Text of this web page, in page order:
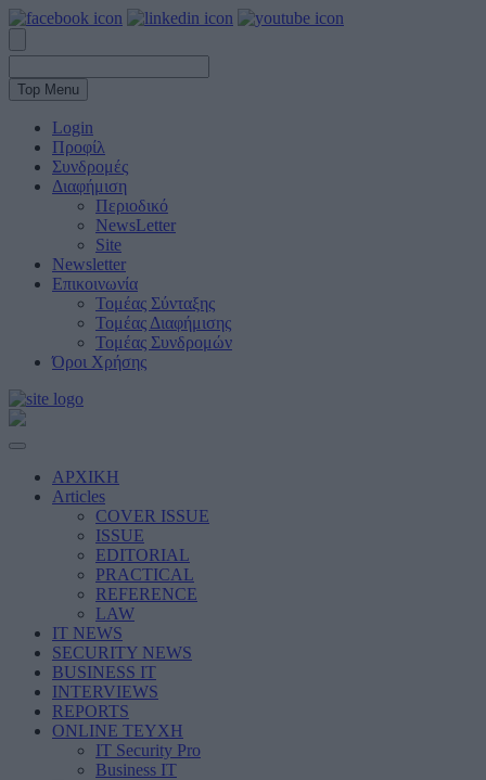
Top Menu
Login
Προφίλ
Συνδρομές
Διαφήμιση
Περιοδικό
NewsLetter
Site
Newsletter
Επικοινωνία
Τομέας Σύνταξης
Τομέας Διαφήμισης
Τομέας Συνδρομών
Όροι Χρήσης
ΑΡΧΙΚΗ
Articles
COVER ISSUE
ISSUE
EDITORIAL
PRACTICAL
REFERENCE
LAW
IT NEWS
SECURITY NEWS
BUSINESS IT
INTERVIEWS
REPORTS
ONLINE ΤΕΥΧΗ
IT Security Pro
Business IT